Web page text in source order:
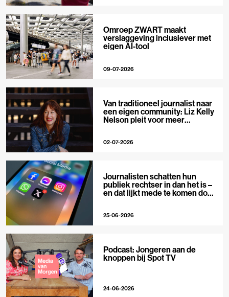
Omroep ZWART maakt
verslaggeving inclusiever met
eigen AI-tool
09-07-2026
Van traditioneel journalist naar
een eigen community: Liz Kelly
Nelson pleit voor meer
02-07-2026
Journalisten schatten hun
publiek rechtser in dan het is –
en dat lijkt mede te komen door
25-06-2026
Podcast: Jongeren aan de
knoppen bij Spot TV
24-06-2026